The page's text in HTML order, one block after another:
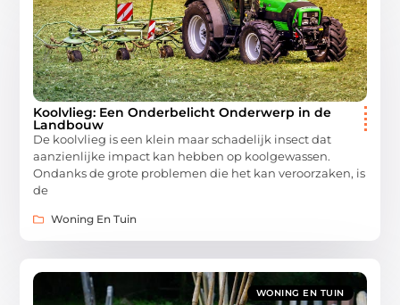
Koolvlieg: Een Onderbelicht Onderwerp in de
Landbouw
De koolvlieg is een klein maar schadelijk insect dat
aanzienlijke impact kan hebben op koolgewassen.
Ondanks de grote problemen die het kan veroorzaken, is
de
Woning En Tuin
WONING EN TUIN